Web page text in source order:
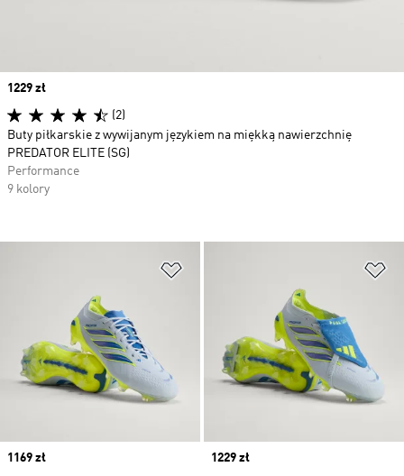
Price
1169 zł
Price
1229 zł
Price
1229 zł
(2)
Buty piłkarskie z wywijanym językiem na miękką nawierzchnię
PREDATOR ELITE (SG)
Performance
9 kolory